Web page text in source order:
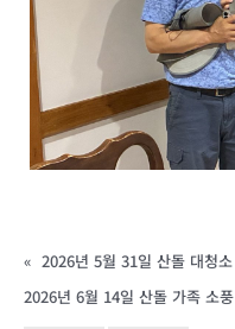
« 2026년 5월 31일 산돌 대청소
2026년 6월 14일 산돌 가족 소풍